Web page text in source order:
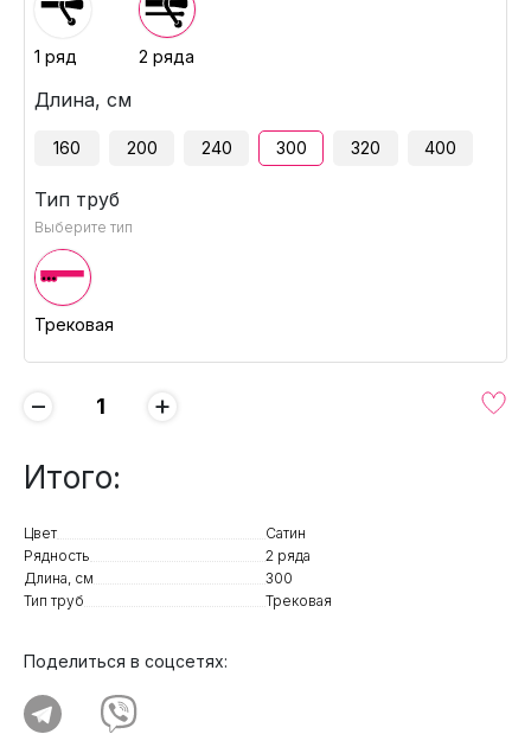
1 ряд 2 ряда
Длина, см
160 200 240 300 320 400
Тип труб
Выберите тип
Трековая
− +
Итого:
Цвет
Сатин
Рядность
2 ряда
Длина, см
300
Тип труб
Трековая
Поделиться в соцсетях: